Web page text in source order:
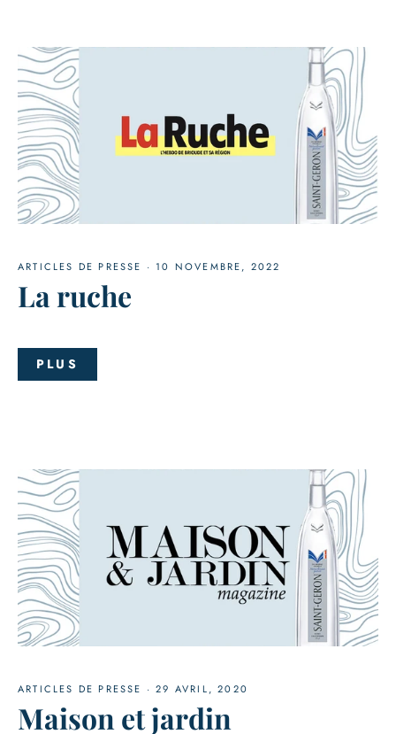
ARTICLES DE PRESSE ·10 NOVEMBRE, 2022
La ruche
PLUS
ARTICLES DE PRESSE ·29 AVRIL, 2020
Maison et jardin